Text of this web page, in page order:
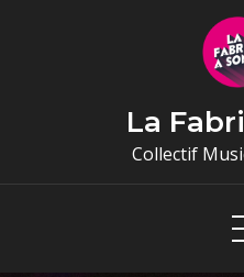
La
Collectif